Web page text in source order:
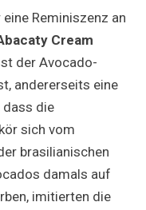
Reminiszenz an
Cream
der Avocado-
andererseits eine
die
sich vom
brasilianischen
damals auf
imitierten die